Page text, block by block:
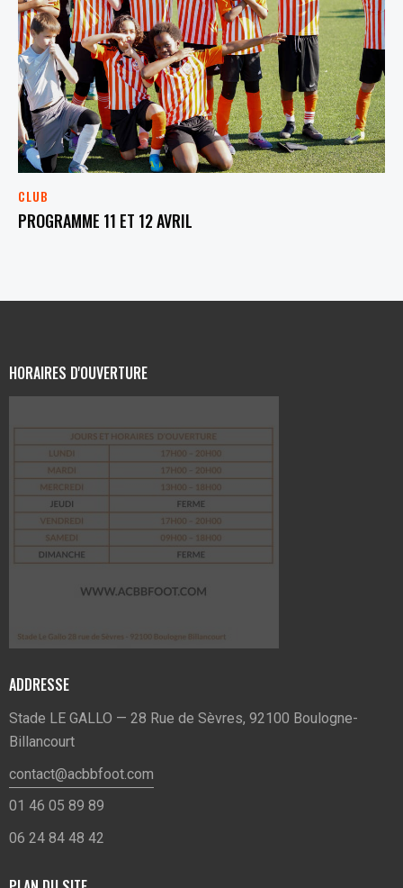
CLUB
PROGRAMME 11 ET 12 AVRIL
HORAIRES D'OUVERTURE
ADDRESSE
Stade LE GALLO — 28 Rue de Sèvres, 92100 Boulogne-
Billancourt
contact@acbbfoot.com
01 46 05 89 89
06 24 84 48 42